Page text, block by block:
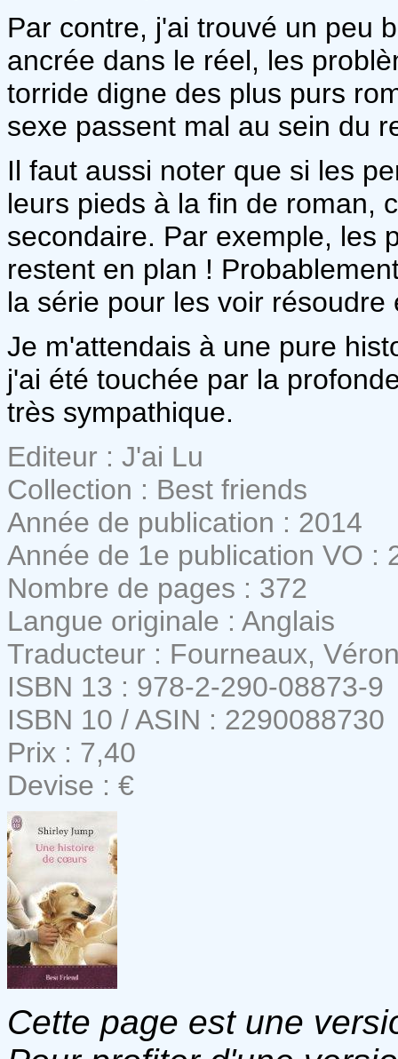
Par contre, j'ai trouvé un peu
ancrée dans le réel, les
torride digne des plus purs
sexe passent mal au sein du
Il faut aussi noter que si les
leurs pieds à la fin de roman,
secondaire. Par exemple, les
restent en plan !
la série pour les voir
Je m'attendais à une pure
j'ai été touchée par la
très sympathique.
Editeur : J'ai Lu
Collection : Best friends
Année de publication : 2014
Année de 1e publication VO :
Nombre de pages : 372
Langue originale : Anglais
Traducteur : Fourneaux,
ISBN 13 : 978-2-290-08873-9
ISBN 10 / ASIN : 2290088730
Prix : 7,40
Devise : €
Cette page est une